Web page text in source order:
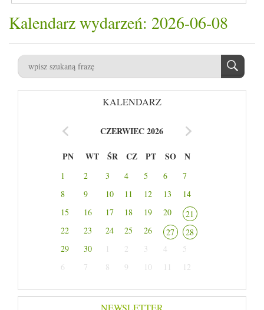
Kalendarz wydarzeń: 2026-06-08
KALENDARZ
CZERWIEC 2026
PN WT ŚR CZ PT SO N
1 2 3 4 5 6
7
8
9 10 11 12 13
14
15
16 17 18 19 20
21
22
23 24 25 26 27
28
29
30 1 2 3 4
5
6
7 8 9 10 11 12
NEWSLETTER